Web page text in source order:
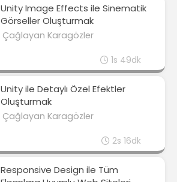
Unity Image Effects ile Sinematik
Görseller Oluşturmak
Çağlayan Karagözler
1s 49dk
Unity ile Detaylı Özel Efektler
Oluşturmak
Çağlayan Karagözler
2s 16dk
Responsive Design ile Tüm